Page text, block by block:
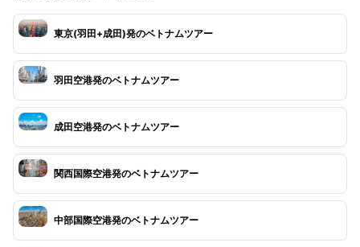
東京(羽田+成田)発のベトナムツアー
羽田空港発のベトナムツアー
成田空港発のベトナムツアー
関西国際空港発のベトナムツアー
中部国際空港発のベトナムツアー